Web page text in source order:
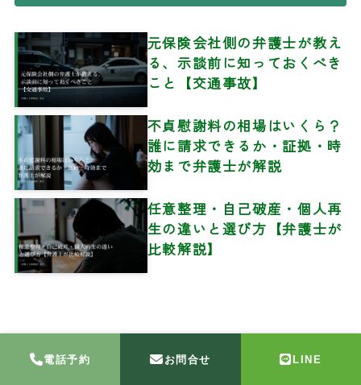
元保険会社側の弁護士が教え
る、示談前に知っておくべき
こと【交通事故】
不貞慰謝料の相場はいくら？
誰に請求できるか・証拠・時
効まで弁護士が解説
任意整理・自己破産・個人再
生の違いと選び方【弁護士が
比較解説】
サイトマップ 個人情報保護方針 お問い合わせ
電話予約 LINE
お問合せ